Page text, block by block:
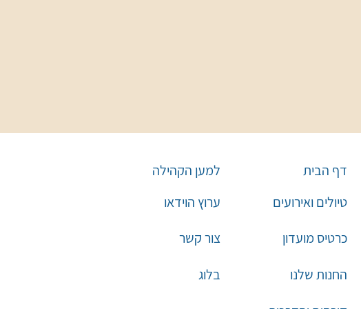
למען הקהילה
ערוץ הוידאו
צור קשר
בלוג
דף הבית
טיולים ואירועים
כרטיס מועדון
החנות שלנו